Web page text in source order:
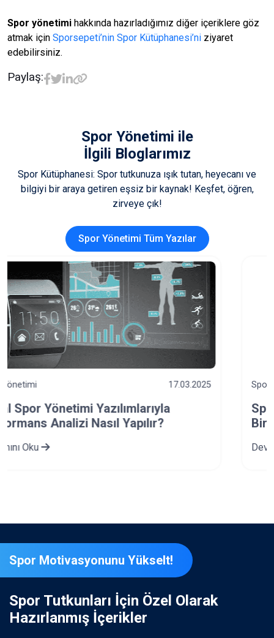
Spor yönetimi hakkında hazırladığımız diğer içeriklere göz
atmak için Sporsepeti’nin Spor Kütüphanesi’ni ziyaret
edebilirsiniz.
Paylaş:
Spor Yönetimi ile
İlgili Bloglarımız
Spor Kütüphanesi: Spor tutkunuza ışık tutan, heyecanı ve
bilgiyi bir araya getiren eşsiz bir kaynak! Keşfet, öğren,
zirveye çık!
Spor Yönetimi Tüm Yazılar
Spor Yönetimi 23.12.2024
Spor Okullarında Veli-Eğitmen İş
Birliğinin Önemi
Devamını Oku
Spor Motivasyonunu Yükselt!
Spor Tutkunları İçin Özel Olarak
Hazırlanmış İçerikler